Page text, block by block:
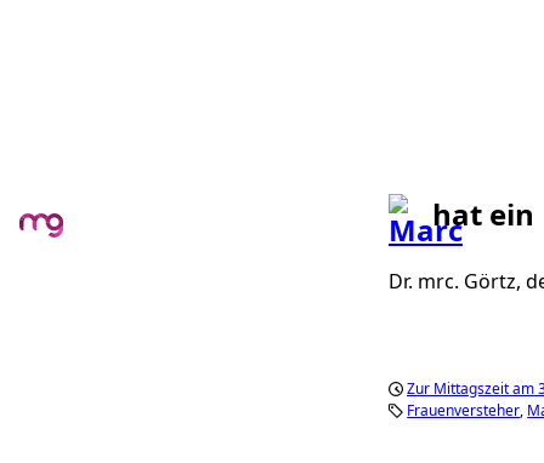
hat ein
Dr. mrc. Görtz,
Zur Mittagszeit am
Frauenversteher